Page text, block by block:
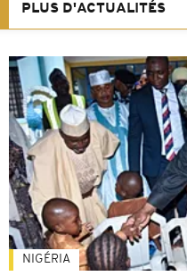
PLUS D'ACTUALITÉS
NIGÉRIA